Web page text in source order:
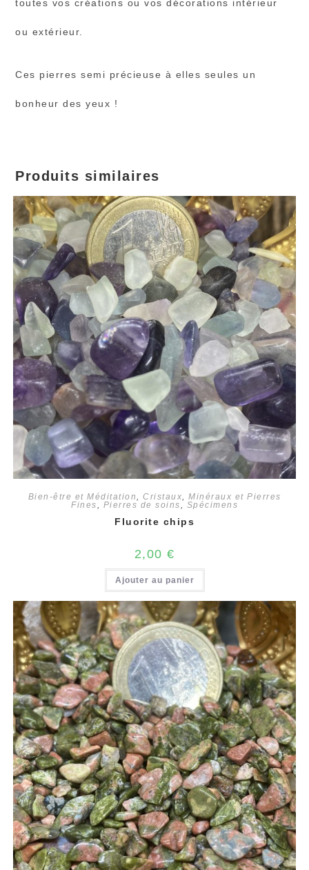
toutes vos créations ou vos décorations intérieur
ou extérieur.
Ces pierres semi précieuse à elles seules un
bonheur des yeux !
Produits similaires
Bien-être et Méditation, Cristaux, Minéraux et Pierres
Fines, Pierres de soins, Spécimens
Fluorite chips
2,00 €
Ajouter au panier